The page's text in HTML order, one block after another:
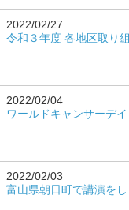
2022/02/27
令和３年度 各地区取り
2022/02/04
ワールドキャンサーデ
2022/02/03
富山県朝日町で講演を